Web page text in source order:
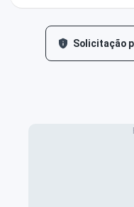
Solicitação